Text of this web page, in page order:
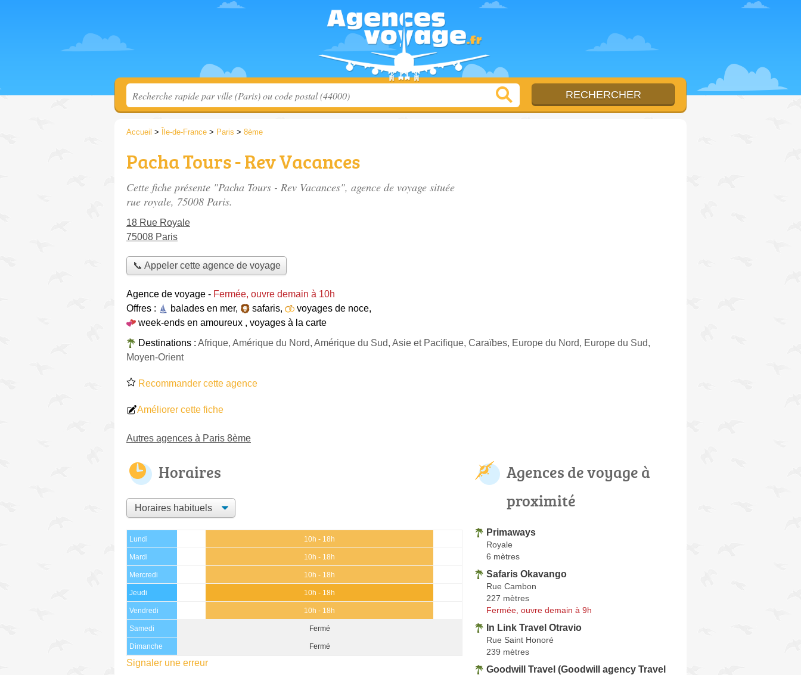
Accueil > Île-de-France > Paris > 8ème
Pacha Tours - Rev Vacances
Cette fiche présente "Pacha Tours - Rev Vacances", agence de voyage située
rue royale, 75008 Paris.
18 Rue Royale
75008 Paris
📞 Appeler cette agence de voyage
Agence de voyage - Fermée, ouvre demain à 10h
Offres :
balades en mer, safaris, voyages de noce,
week-ends en amoureux , voyages à la carte
Destinations : Afrique, Amérique du Nord, Amérique du Sud, Asie et Pacifique, Caraïbes, Europe du Nord, Europe du Sud,
Moyen-Orient
Recommander cette agence
Améliorer cette fiche
Autres agences à Paris 8ème
Horaires
Lundi 10h - 18h
Mardi 10h - 18h
Mercredi 10h - 18h
Jeudi 10h - 18h
Vendredi 10h - 18h
Samedi Fermé
Dimanche Fermé
Signaler une erreur
Agences de voyage à
proximité
Primaways
Royale
6 mètres
Safaris Okavango
Rue Cambon
227 mètres
Fermée, ouvre demain à 9h
In Link Travel Otravio
Rue Saint Honoré
239 mètres
Goodwill Travel (Goodwill agency Travel